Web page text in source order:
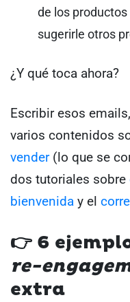
de los productos
sugerirle otros
¿Y qué toca ahora?
Escribir esos
varios contenidos
vender(lo que se
dos tutoriales sobre
bienvenida y el
👉 6
re-
extra